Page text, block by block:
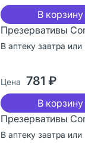
В корзину
Презервативы
В аптеку завтра
Цена 781 ₽
В корзину
Презервативы
В аптеку завтра